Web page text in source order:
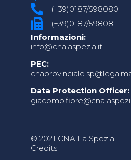
(+39)0187/598080
(+39)0187/598081
Informazioni:
info@cnalaspezia.it
PEC:
Data Protection Officer:
© 2021 CNA La Spezia —
Credits